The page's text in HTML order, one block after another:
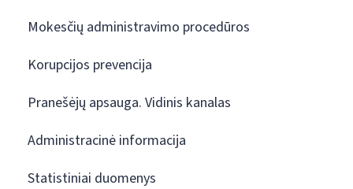
Mokesčių administravimo procedūros
Korupcijos prevencija
Pranešėjų apsauga. Vidinis kanalas
Administracinė informacija
Statistiniai duomenys